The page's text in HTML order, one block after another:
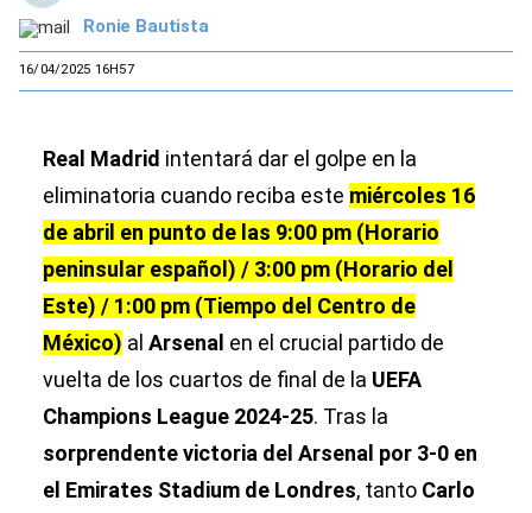
Ronie Bautista
16/04/2025 16H57
Real Madrid intentará dar el golpe en la
eliminatoria cuando reciba este miércoles 16
de abril en punto de las 9:00 pm (Horario
peninsular español) / 3:00 pm (Horario del
Este) / 1:00 pm (Tiempo del Centro de
México) al Arsenal en el crucial partido de
vuelta de los cuartos de final de la UEFA
Champions League 2024-25. Tras la
sorprendente victoria del Arsenal por 3-0 en
el Emirates Stadium de Londres, tanto Carlo